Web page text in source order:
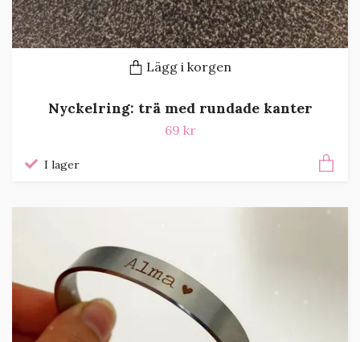
Lägg i korgen
Nyckelring: trä med rundade kanter
69 kr
I lager